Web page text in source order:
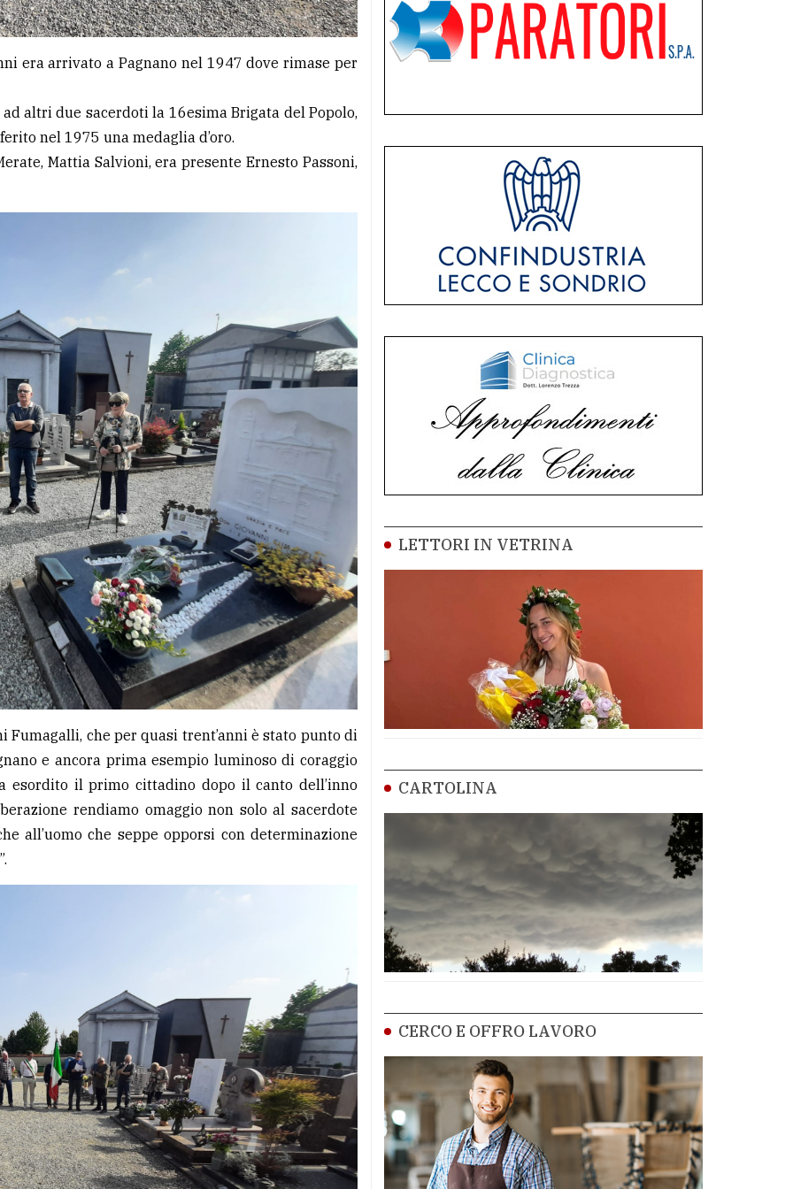
era arrivato a Pagnano nel 1947 dove rimase per
altri due sacerdoti la 16esima Brigata del Popolo,
nel 1975 una medaglia d’oro.
Mattia Salvioni, era presente Ernesto Passoni,
che per quasi trent’anni è stato punto di
e ancora prima esempio luminoso di coraggio
esordito il primo cittadino dopo il canto dell’inno
rendiamo omaggio non solo al sacerdote
all’uomo che seppe opporsi con determinazione
LETTORI IN VETRINA
CARTOLINA
CERCO E OFFRO LAVORO